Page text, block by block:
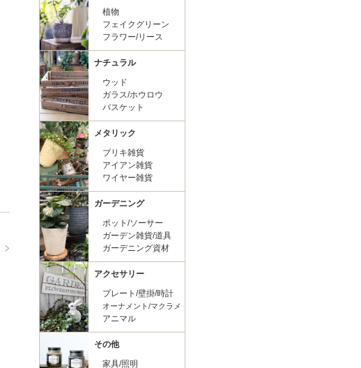
植物
フェイクグリーン
フラワー/リース
ナチュラル
ウッド
ガラス/ホウロウ
バスケット
メタリック
ブリキ雑貨
アイアン雑貨
ワイヤー雑貨
ガーデニング
ポット/ソーサー
ガーデン雑貨/道具
ガーデニング資材
アクセサリー
プレート/壁掛/時計
オーナメント/マクラメ
アニマル
その他
家具/照明